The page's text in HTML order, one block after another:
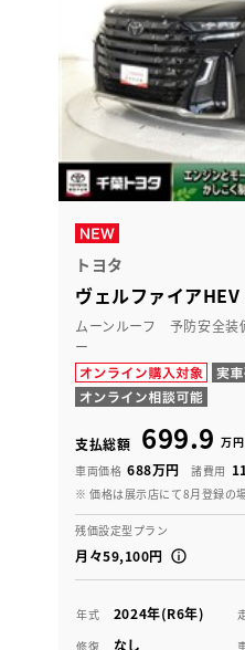
トヨタ
ヴェルファイア
ムーンルーフ 予防安全
ー
支払総額 699.9 万円
車両価格 688万円 諸費用
※ 価格は展示店にて8月登録の
残価設定型プラン
月々59,100円
年式 2024年(R6年)
修復 なし